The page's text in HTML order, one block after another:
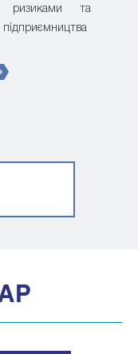
ризиками та
підприємництва